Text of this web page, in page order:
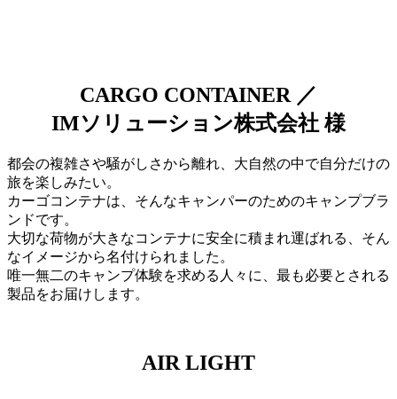
CARGO CONTAINER ／
IMソリューション株式会社 様
都会の複雑さや騒がしさから離れ、大自然の中で自分だけの
旅を楽しみたい。
カーゴコンテナは、そんなキャンパーのためのキャンプブラ
ンドです。
大切な荷物が大きなコンテナに安全に積まれ運ばれる、そん
なイメージから名付けられました。
唯一無二のキャンプ体験を求める人々に、最も必要とされる
製品をお届けします。
AIR LIGHT